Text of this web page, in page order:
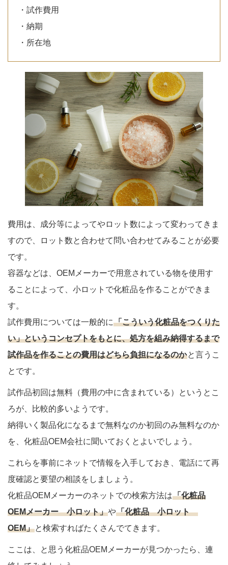
・試作費用
・納期
・所在地
費用は、成分等によってやロット数によって変わってきま
すので、ロット数と合わせて問い合わせてみることが必要
です。
容器などは、OEMメーカーで用意されている物を使用す
ることによって、小ロットで化粧品を作ることができま
す。
試作費用については一般的に「こういう化粧品をつくりた
い」というコンセプトをもとに、処方を組み納得するまで
試作品を作ることの費用はどちら負担になるのかと言うこ
とです。
試作品初回は無料（費用の中に含まれている）というとこ
ろが、比較的多いようです。
納得いく製品化になるまで無料なのか初回のみ無料なのか
を、化粧品OEM会社に聞いておくとよいでしょう。
これらを事前にネットで情報を入手しておき、電話にて再
度確認と要望の相談をしましょう。
化粧品OEMメーカーのネットでの検索方法は「化粧品
OEMメーカー 小ロット」や「化粧品 小ロット
OEM」と検索すればたくさんでてきます。
ここは、と思う化粧品OEMメーカーが見つかったら、連